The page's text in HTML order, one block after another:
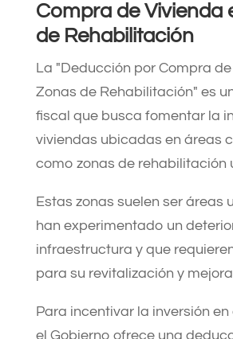
Compra de Vivienda
de Rehabilitación
La "Deducción por Compra
Zonas de Rehabilitación" es
fiscal que busca fomentar la
viviendas ubicadas en áreas
como zonas de rehabilitación
Estas zonas suelen ser áreas
han experimentado un
infraestructura y que
para su revitalización y
Para incentivar la inversión
el Gobierno ofrece una